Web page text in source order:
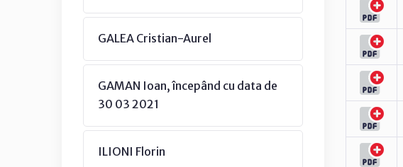
GALEA Cristian-Aurel
GAMAN Ioan, începând cu data de
30 03 2021
ILIONI Florin